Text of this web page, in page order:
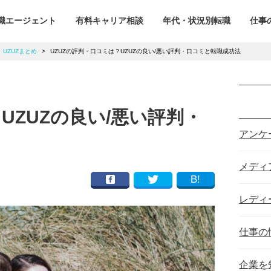
エージェント 有料キャリア相談 年代・状況別転職 仕事
UZUZまとめ > UZUZの評判・口コミは？UZUZの良い/悪い評判・口コミと転職成功法
の良い/悪い評判・
B!
アンケ
メデ
レデ
仕事の
企業を